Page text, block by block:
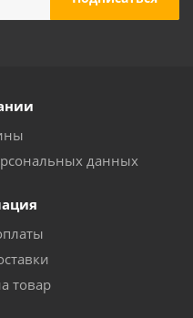
данных
товар